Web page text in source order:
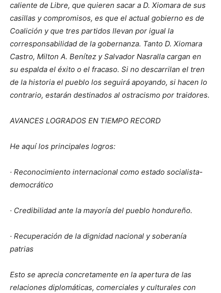
caliente de Libre, que quieren sacar a D. Xiomara de sus
casillas y compromisos, es que el actual gobierno es de
Coalición y que tres partidos llevan por igual la
corresponsabilidad de la gobernanza. Tanto D. Xiomara
Castro, Milton A. Benítez y Salvador Nasralla cargan en
su espalda el éxito o el fracaso. Si no descarrilan el tren
de la historia el pueblo los seguirá apoyando, si hacen lo
contrario, estarán destinados al ostracismo por traidores.
AVANCES LOGRADOS EN TIEMPO RECORD
He aquí los principales logros:
· Reconocimiento internacional como estado socialista-
democrático
· Credibilidad ante la mayoría del pueblo hondureño.
· Recuperación de la dignidad nacional y soberanía
patrias
Esto se aprecia concretamente en la apertura de las
relaciones diplomáticas, comerciales y culturales con